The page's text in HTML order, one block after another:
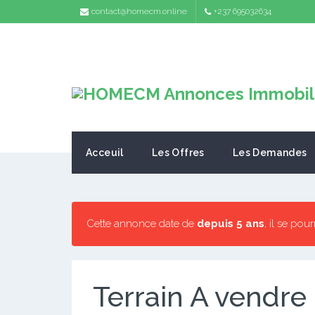
contact@homecm.online +237 695032634
Acceuil Les Offres Les Demandes
Cette annonce date de depuis 5 ans, il se
Terrain A vendre